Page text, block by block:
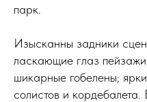
парк.
Изысканны задники
ласкающие глаз
шикарные гобелены;
солистов и кордебалета.